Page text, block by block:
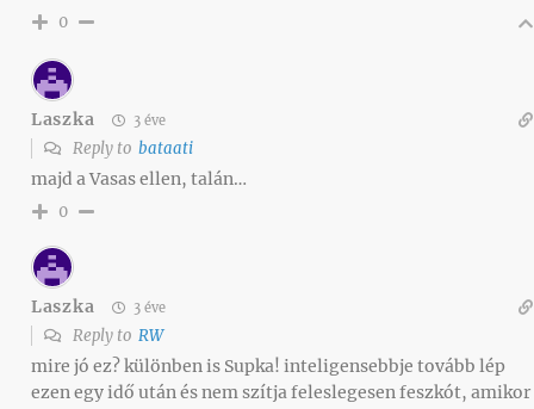
0
Laszka 3 éve
Reply to bataati
majd a Vasas ellen, talán…
0
Laszka 3 éve
Reply to RW
mire jó ez? különben is Supka! inteligensebbje tovább lép
ezen egy idő után és nem szítja feleslegesen feszkót, amikor